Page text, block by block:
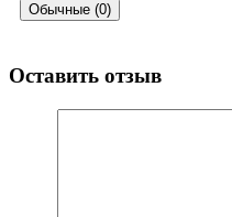
Обычные (0)
Оставить отзыв